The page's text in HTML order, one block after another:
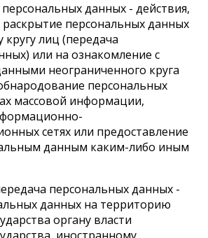
данных - действия,
персональных данных
лиц (передача
или на ознакомление с
неограниченного круга
персональных
массовой информации,
сетях или предоставление
данным каким-либо иным
персональных данных -
данных на территорию
органу власти